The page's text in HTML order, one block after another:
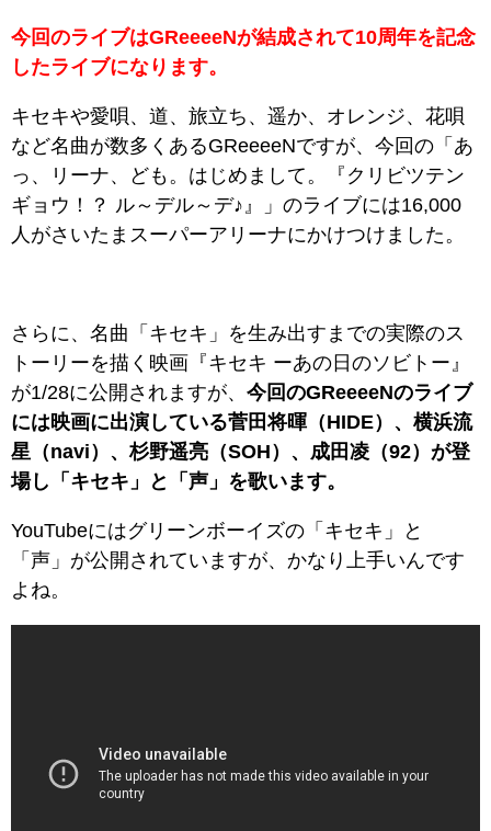
今回のライブはGReeeeNが結成されて10周年を記念
したライブになります。
キセキや愛唄、道、旅立ち、遥か、オレンジ、花唄
など名曲が数多くあるGReeeeNですが、今回の「あ
っ、リーナ、ども。はじめまして。『クリビツテン
ギョウ！？ ル～デル～デ♪』」のライブには16,000
人がさいたまスーパーアリーナにかけつけました。
さらに、名曲「キセキ」を生み出すまでの実際のス
トーリーを描く映画『キセキ ーあの日のソビトー』
が1/28に公開されますが、 今回のGReeeeNのライブ
には映画に出演している菅田将暉（HIDE）、横浜流
星（navi）、杉野遥亮（SOH）、成田凌（92）が登
場し「キセキ」と「声」を歌います。
YouTubeにはグリーンボーイズの「キセキ」と
「声」が公開されていますが、かなり上手いんです
よね。